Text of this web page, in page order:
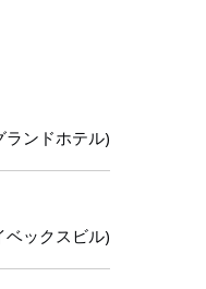
ランドホテル)
ベックスビル)